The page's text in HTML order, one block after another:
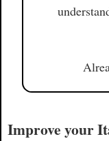
Improve your